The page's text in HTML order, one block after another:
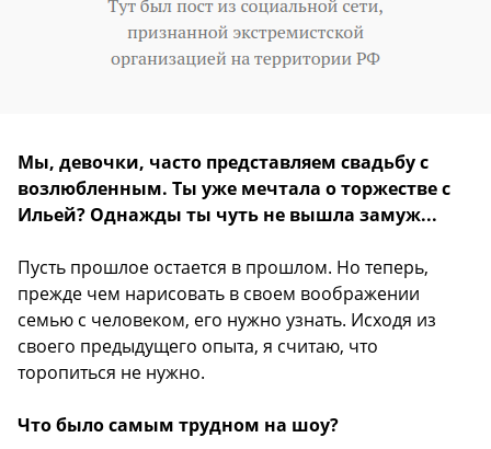
Мы, девочки, часто представляем свадьбу с
возлюбленным. Ты уже мечтала о торжестве с
Ильей? Однажды ты чуть не вышла замуж...
Пусть прошлое остается в прошлом. Но теперь,
прежде чем нарисовать в своем воображении
семью с человеком, его нужно узнать. Исходя из
своего предыдущего опыта, я считаю, что
торопиться не нужно.
Что было самым трудном на шоу?